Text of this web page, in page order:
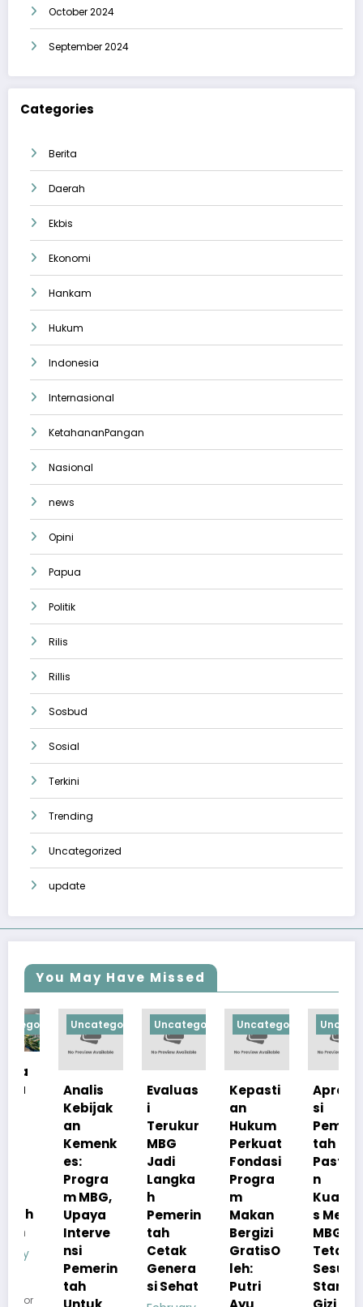
October 2024
September 2024
Categories
Berita
Daerah
Ekbis
Ekonomi
Hankam
Hukum
Indonesia
Internasional
KetahananPangan
Nasional
news
Opini
Papua
Politik
Rilis
Rillis
Sosbud
Sosial
Terkini
Trending
Uncategorized
update
You May Have Missed
Uncategorized
Analis
Kebijak
Kemenk
Progra
m MBG,
Upaya
Interve
Pemerin
Uncategorized
Evaluas
Terukur
MBG
Langka
Pemerin
Cetak
Genera
si Sehat
Uncategorized
Kepasti
Hukum
Perkuat
Fondasi
Progra
Makan
Bergizi
GratisO
Putri
Apresia
Pemerin
tah
Pastika
Kualita
s Menu
Tetap
Sesuai
Standar